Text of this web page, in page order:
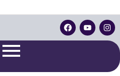
F
a
c
o
Y
o
u
e
I
n
s
r